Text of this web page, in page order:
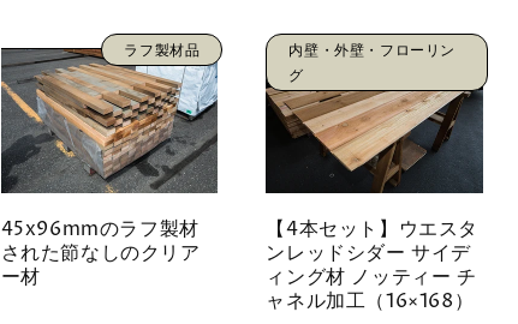
45x96mmのラフ製材
された節なしのクリア
ー材
ラフ製材品
【4本セット】ウエスタ
ンレッドシダー サイデ
ィング材 ノッティー チ
ャネル加工（16×168）
内壁・外壁・フローリン
グ